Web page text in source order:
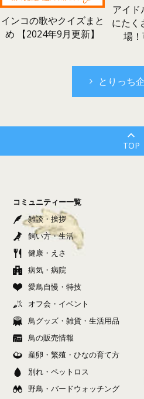
インコの歌やクイズまと
め 【2024年9月更新】
アイド
にたく
場
とりっち
TOP
コミュニティー一覧
雑談・挨拶
飼い方・生活
健康・えさ
病気・病院
愛鳥自慢・特技
オフ会・イベント
鳥グッズ・雑貨・生活用品
鳥の販売情報
産卵・繁殖・ひなの育て方
別れ・ペットロス
野鳥・バードウォッチング